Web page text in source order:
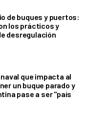
de buques y puertos:
los prácticos y
desregulación
que impacta al
un buque parado y
pase a ser "país